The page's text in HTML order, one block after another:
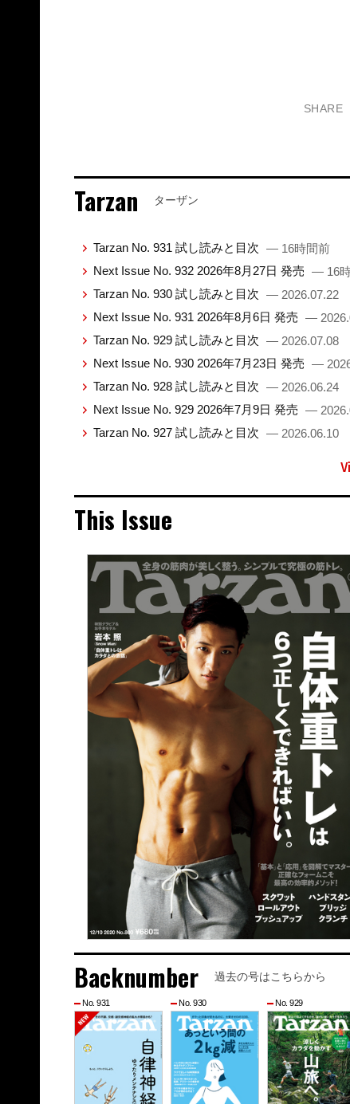
SHARE
Tarzan ターザン
Tarzan No. 931 試し読みと目次 — 16時間前
Next Issue No. 932 2026年8月27日 発売 — 16
Tarzan No. 930 試し読みと目次 — 2026.07.22
Next Issue No. 931 2026年8月6日 発売 —
Tarzan No. 929 試し読みと目次 — 2026.07.08
Next Issue No. 930 2026年7月23日 発売 —
Tarzan No. 928 試し読みと目次 — 2026.06.24
Next Issue No. 929 2026年7月9日 発売 —
Tarzan No. 927 試し読みと目次 — 2026.06.10
This Issue
Backnumber 過去の号はこちらから
No. 931 No. 930 No. 929